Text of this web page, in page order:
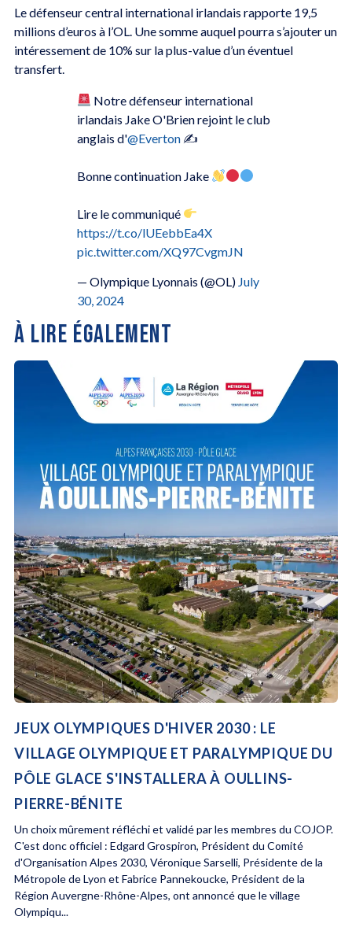
Le défenseur central international irlandais rapporte 19,5
millions d’euros à l’OL. Une somme auquel pourra s’ajouter un
intéressement de 10% sur la plus-value d’un éventuel
transfert.
Notre défenseur international
irlandais Jake O'Brien rejoint le club
anglais d'@Everton✍
Bonne continuation Jake
Lire le communiqué
https://t.co/lUEebbEa4X
pic.twitter.com/XQ97CvgmJN
— Olympique Lyonnais (@OL) July
30, 2024
À LIRE ÉGALEMENT
JEUX OLYMPIQUES D'HIVER 2030 : LE
VILLAGE OLYMPIQUE ET PARALYMPIQUE DU
PÔLE GLACE S'INSTALLERA À OULLINS-
PIERRE-BÉNITE
Un choix mûrement réfléchi et validé par les membres du COJOP.
C'est donc officiel : Edgard Grospiron, Président du Comité
d'Organisation Alpes 2030, Véronique Sarselli, Présidente de la
Métropole de Lyon et Fabrice Pannekoucke, Président de la
Région Auvergne-Rhône-Alpes, ont annoncé que le village
Olympiqu...